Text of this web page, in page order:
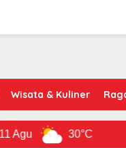
Wisata & Kuliner
30°C 12 Agu